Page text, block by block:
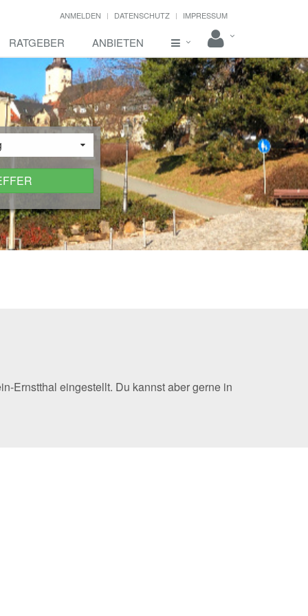
ANMELDEN DATENSCHUTZ IMPRESSUM
RATGEBER ANBIETEN
Ernstthal eingestellt. Du kannst aber gerne in